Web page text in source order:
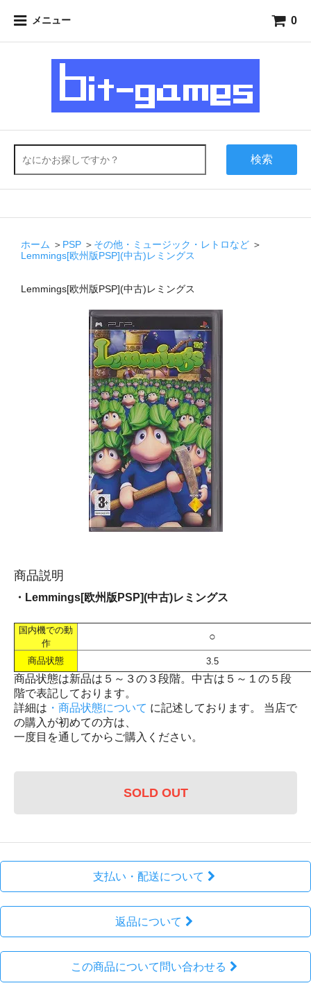
メニュー 0
検索
ホーム ＞ PSP ＞ その他・ミュージック・レトロなど ＞
Lemmings[欧州版PSP](中古)レミングス
Lemmings[欧州版PSP](中古)レミングス
商品説明
・Lemmings[欧州版PSP](中古)レミングス
国内機での動
作
○
商品状態 3.5
商品状態は新品は５～３の３段階。中古は５～１の５段
階で表記しております。
詳細は ・商品状態について に記述しております。 当店で
の購入が初めての方は、
一度目を通してからご購入ください。
SOLD OUT
支払い・配送について
返品について
この商品について問い合わせる